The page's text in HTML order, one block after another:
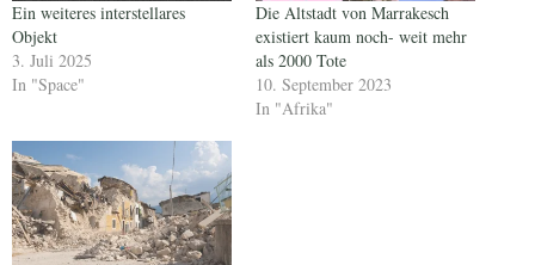
Ein weiteres interstellares
Objekt
3. Juli 2025
In "Space"
Die Altstadt von Marrakesch
existiert kaum noch- weit mehr
als 2000 Tote
10. September 2023
In "Afrika"